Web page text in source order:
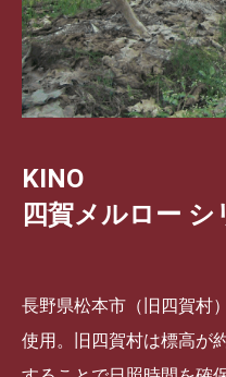
KINO
四賀メルロー シ
長野県松本市（旧四賀村
使用。旧四賀村は標高が